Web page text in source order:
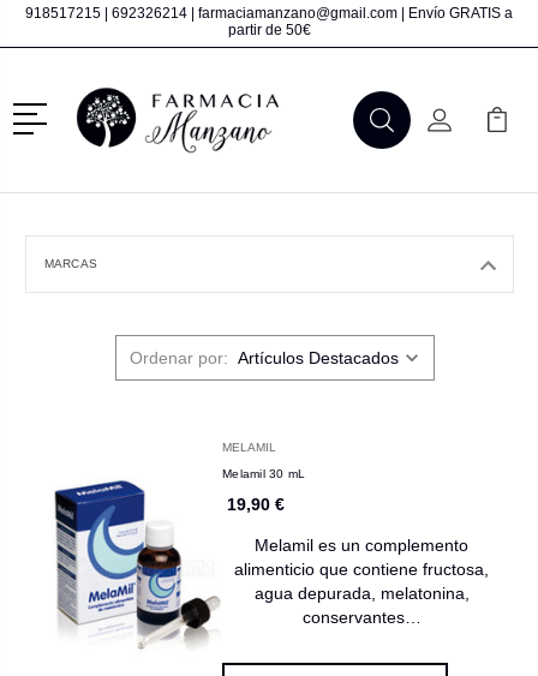
918517215 692326214 farmaciamanzano@gmail.com | Envío GRATIS a
partir de 50€
Menú
BuscarMi Cuenta
Mi
MARCAS
Ordenar por:
MELAMIL
Melamil 30 mL
19,90 €
Melamil es un complemento
alimenticio que contiene fructosa,
agua depurada, melatonina,
conservantes…